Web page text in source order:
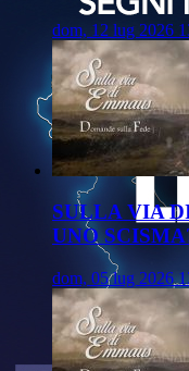
dom, 12 lug 2026
SULLA VIA
UNO
dom, 05 lug 2026